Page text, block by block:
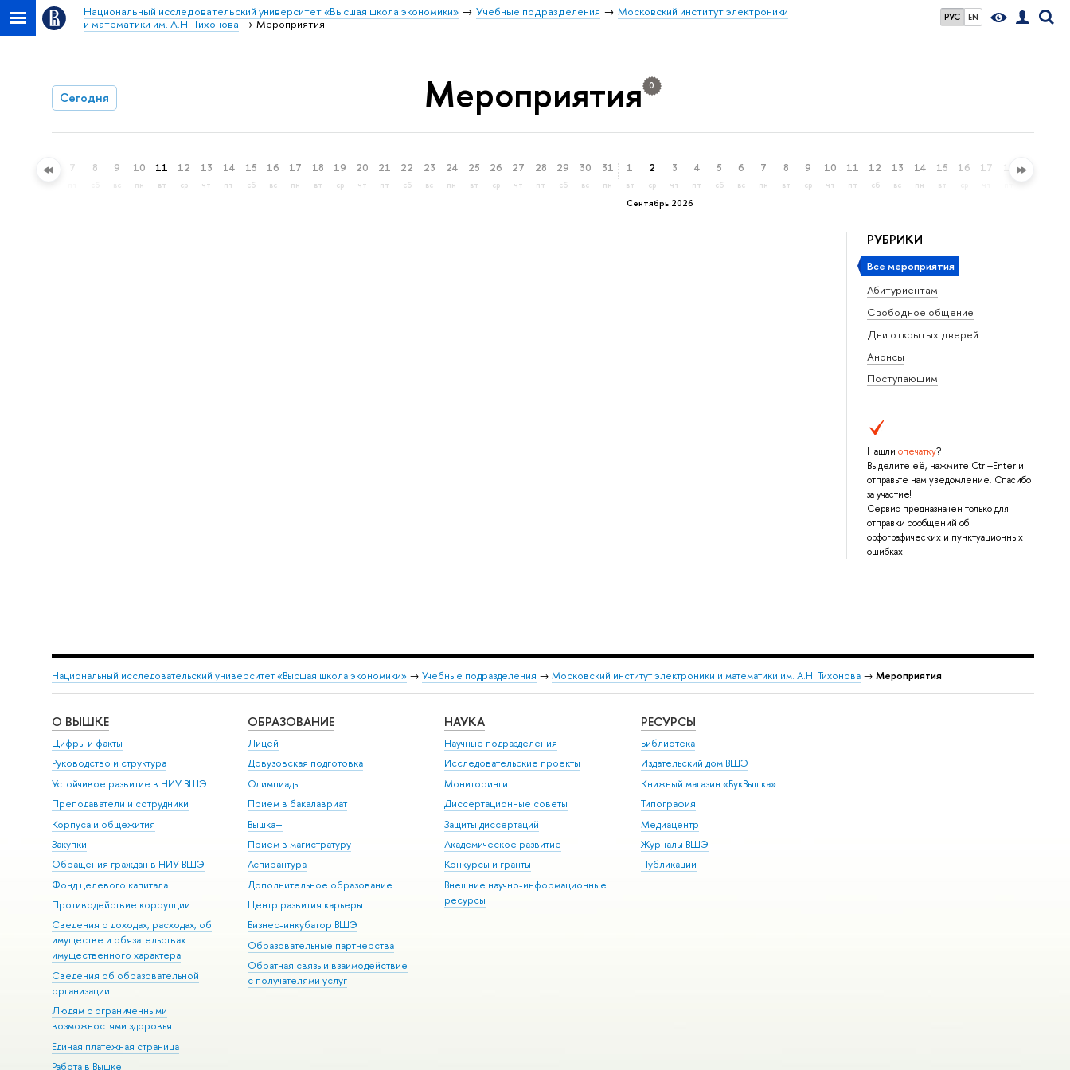
РУС EN
Национальный исследовательский университет «Высшая школа экономики» Учебные подразделения
Московский институт электроники
и математики им. А.Н. Тихонова
Мероприятия
Сегодня Мероприятия 0
6 7 8 9
вс
10
пн
11
вт
12
ср
13
чт
14
пт
15
сб
16
вс
17
пн
18
вт
19
ср
20
чт
21
пт
22
сб
23
вс
24
пн
25
вт
26
ср
27
чт
28
пт
29
сб
30
вс
31
пн
Сентябрь 2026
1
вт
2
ср
3
чт
4
пт
5
сб
6
вс
7
пн
8
вт
9
ср
10
чт
11
пт
12
сб
13
вс
14
пн
15
вт
16 17 18 19
РУБРИКИ
Все мероприятия
Абитуриентам
Свободное общение
Дни открытых дверей
Анонсы
Поступающим
Нашли опечатку?
Выделите её, нажмите Ctrl+Enter и
отправьте нам уведомление. Спасибо
за участие!
Сервис предназначен только для
отправки сообщений об
орфографических и пунктуационных
ошибках.
Национальный исследовательский университет «Высшая школа экономики» → Учебные подразделения → Московский институт электроники и математики им. А.Н. Тихонова→ Мероприятия
О ВЫШКЕ
Цифры и факты
Руководство и структура
Устойчивое развитие в НИУ ВШЭ
Преподаватели и сотрудники
Корпуса и общежития
Закупки
Обращения граждан в НИУ ВШЭ
Фонд целевого капитала
Противодействие коррупции
Сведения о доходах, расходах, об
имуществе и обязательствах
имущественного характера
Сведения об образовательной
организации
Людям с ограниченными
возможностями здоровья
Единая платежная страница
Работа в Вышке
ОБРАЗОВАНИЕ
Лицей
Довузовская подготовка
Олимпиады
Прием в бакалавриат
Вышка+
Прием в магистратуру
Аспирантура
Дополнительное образование
Центр развития карьеры
Бизнес-инкубатор ВШЭ
Образовательные партнерства
Обратная связь и взаимодействие
с получателями услуг
НАУКА
Научные подразделения
Исследовательские проекты
Мониторинги
Диссертационные советы
Защиты диссертаций
Академическое развитие
Конкурсы и гранты
Внешние научно-информационные
ресурсы
РЕСУРСЫ
Библиотека
Издательский дом ВШЭ
Книжный магазин «БукВышка»
Типография
Медиацентр
Журналы ВШЭ
Публикации